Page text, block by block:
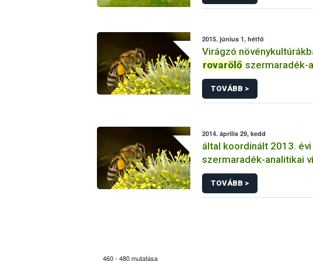
2015. június 1, hétfő
Virágzó
rovarölő szermaradék-
vizsgálatok 2013
TOVÁBB >
2014. április 29, kedd
által koordinált 2013.
szermaradék-analitikai
különbözőrovarölő
TOVÁBB >
460 - 480 mutatása